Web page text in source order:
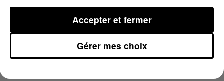
rappeur français d'origine algérienne
né à Marseille. Il se passionne pour le rap dès son
plus jeune âge. Influencé par la scène marseillaise
des années 90 et par des artistes commeIAM
Gérer mes choix
Accepter et fermer